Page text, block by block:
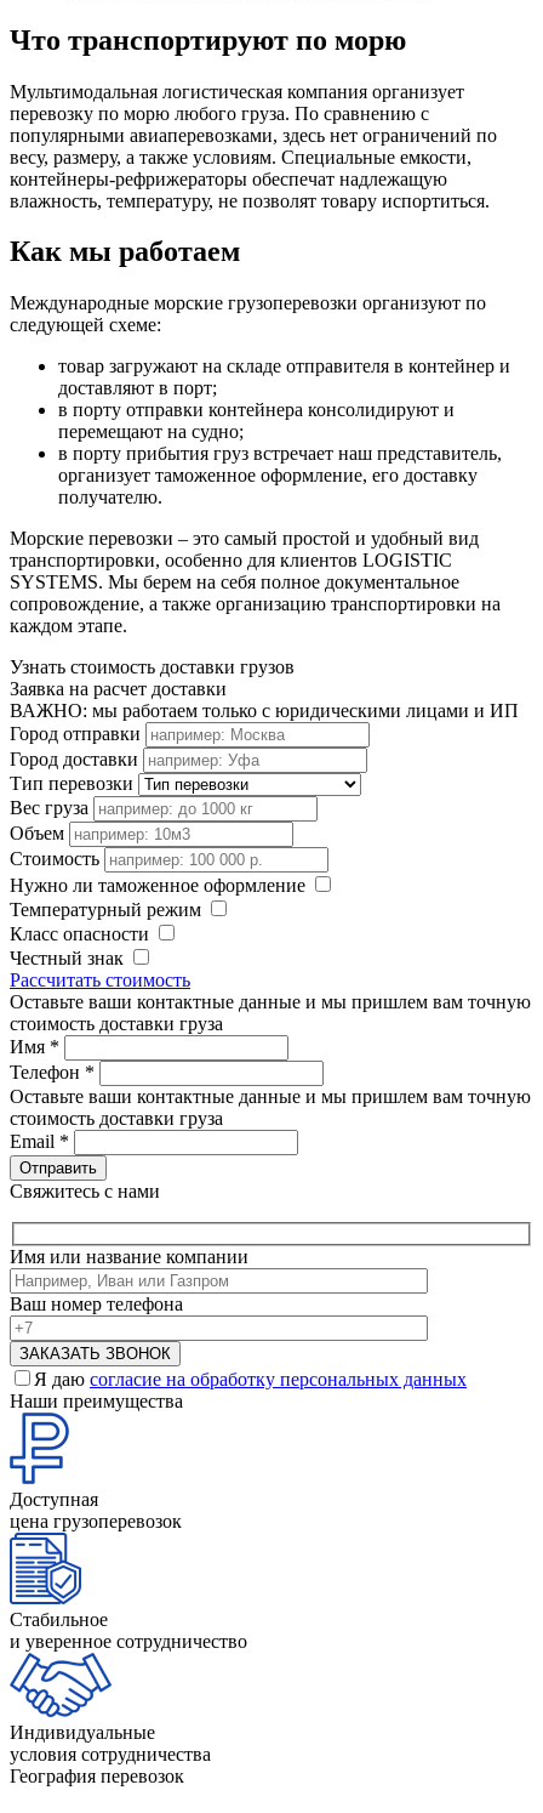
Что транспортируют по морю
Мультимодальная логистическая компания организует
перевозку по морю любого груза. По сравнению с
популярными авиаперевозками, здесь нет ограничений по
весу, размеру, а также условиям. Специальные емкости,
контейнеры-рефрижераторы обеспечат надлежащую
влажность, температуру, не позволят товару испортиться.
Как мы работаем
Международные морские грузоперевозки организуют по
следующей схеме:
товар загружают на складе отправителя в контейнер и
доставляют в порт;
в порту отправки контейнера консолидируют и
перемещают на судно;
в порту прибытия груз встречает наш представитель,
организует таможенное оформление, его доставку
получателю.
Морские перевозки – это самый простой и удобный вид
транспортировки, особенно для клиентов LOGISTIC
SYSTEMS. Мы берем на себя полное документальное
сопровождение, а также организацию транспортировки на
каждом этапе.
Узнать стоимость доставки грузов
Заявка на расчет доставки
ВАЖНО: мы работаем только с юридическими лицами и ИП
Город отправки
Город доставки
Тип перевозки
Вес груза
Объем
Стоимость
Нужно ли таможенное оформление
Температурный режим
Класс опасности
Честный знак
Рассчитать стоимость
Оставьте ваши контактные данные и мы пришлем вам точную
стоимость доставки груза
Имя *
Телефон *
Оставьте ваши контактные данные и мы пришлем вам точную
стоимость доставки груза
Email *
Свяжитесь с нами
Имя или название компании
Ваш номер телефона
Я даю согласие на обработку персональных данных
Наши преимущества
Доступная
цена грузоперевозок
Стабильное
и уверенное сотрудничество
Индивидуальные
условия сотрудничества
География перевозок